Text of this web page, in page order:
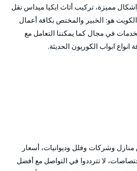
مميزة، تركيب أثاث ايكيا ميداس نقل
هو: الخبير والمختص بكافة أعمال
في مجال كما يمكننا التعامل مع
ابواب الكوريون الحديثة.
وشركات وفلل وديوانيات، أسعار
لا تترددوا في التواصل مع أفضل